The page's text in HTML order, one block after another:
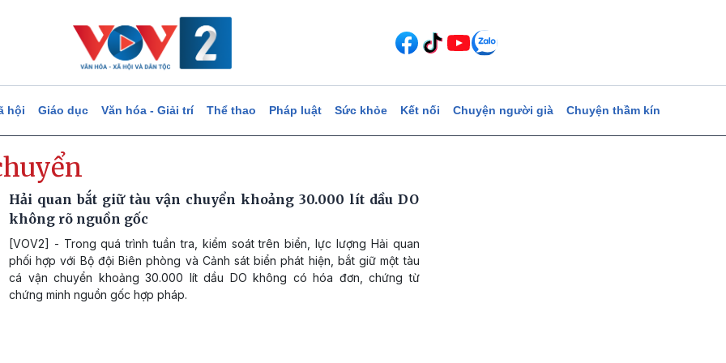
hội Giáo dục Văn hóa - Giải trí Thể thao Pháp luật Sức khỏe Kết nối Chuyện người già Chuyện thầm kín
Hải quan bắt giữ tàu vận chuyển khoảng 30.000 lít dầu DO
không rõ nguồn gốc
[VOV2] - Trong quá trình tuần tra, kiểm soát trên biển, lực lượng Hải quan
phối hợp với Bộ đội Biên phòng và Cảnh sát biển phát hiện, bắt giữ một tàu
cá vận chuyển khoảng 30.000 lít dầu DO không có hóa đơn, chứng từ
chứng minh nguồn gốc hợp pháp.